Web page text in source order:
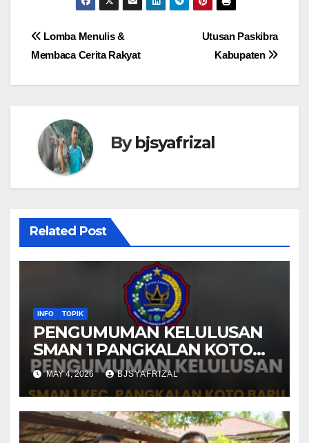
Post
navigation
Utusan Paskibra
Kabupaten
Lomba Menulis &
Membaca Cerita Rakyat
Bybjsyafrizal
Related Post
INFO TOPIK
PENGUMUMAN KELULUSAN
SMAN 1 PANGKALAN KOTO
BARU TAHUN AJARAN 2025-
2026
MAY 4, 2026 BJSYAFRIZAL